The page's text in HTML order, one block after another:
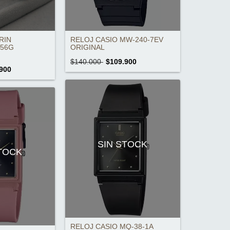
RELOJ CASIO MW-240-7EV
ORIGINAL
$140.000 $109.900
SIN STOCK
RELOJ CASIO MQ-38-1A